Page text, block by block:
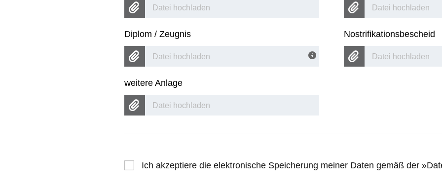
Datei hochladen Datei hochladen
Diplom / Zeugnis
Datei hochladen
Nostrifikationsbescheid
Datei hochladen
weitere Anlage
Datei hochladen
Ich akzeptiere die elektronische Speicherung meiner Daten gemäß der